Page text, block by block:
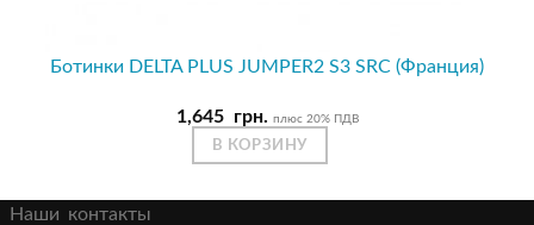
Ботинки DELTA PLUS JUMPER2 S3 SRC (Франция)
1,645 грн. плюс 20% ПДВ
В КОРЗИНУ
Наши контакты